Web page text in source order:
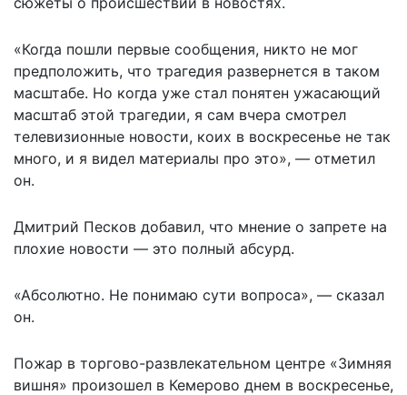
«Когда пошли первые сообщения, никто не мог
предположить, что трагедия развернется в таком
масштабе. Но когда уже стал понятен ужасающий
масштаб этой трагедии, я сам вчера смотрел
телевизионные новости, коих в воскресенье не так
много, и я видел материалы про это», — отметил
он.
Дмитрий Песков добавил, что мнение о запрете на
плохие новости — это полный абсурд.
«Абсолютно. Не понимаю сути вопроса», — сказал
он.
Пожар в торгово-развлекательном центре «Зимняя
вишня» произошел в Кемерово днем в воскресенье,